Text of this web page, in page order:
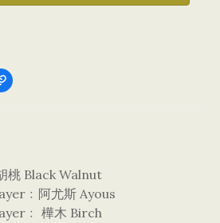
桃 Black Walnut
阿尤斯 Ayous
樺木 Birch